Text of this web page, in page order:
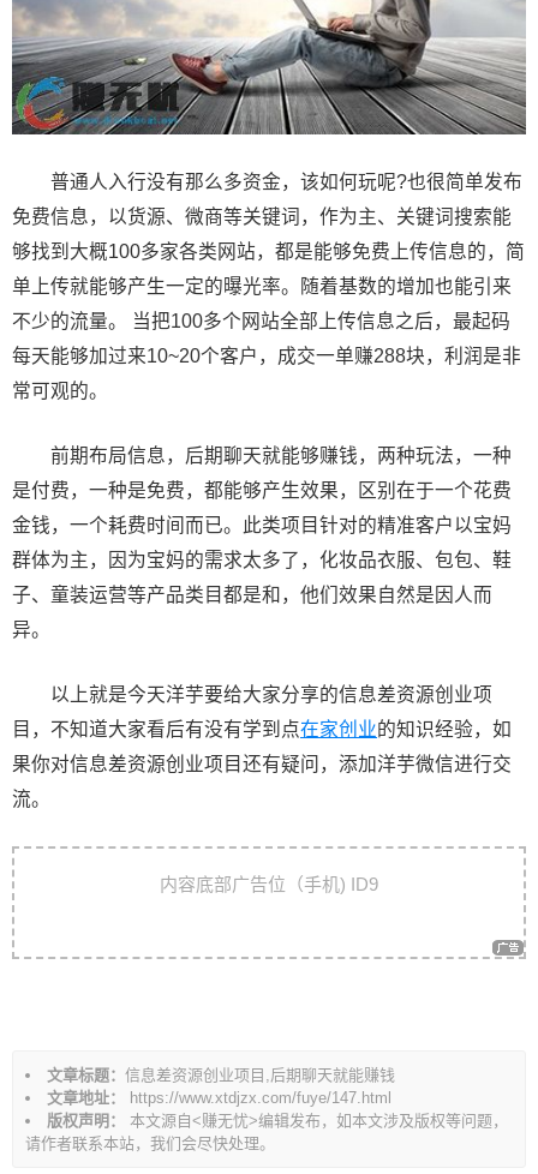
普通人入行没有那么多资金，该如何玩呢?也很简单发布
免费信息，以货源、微商等关键词，作为主、关键词搜索能
够找到大概100多家各类网站，都是能够免费上传信息的，简
单上传就能够产生一定的曝光率。随着基数的增加也能引来
不少的流量。 当把100多个网站全部上传信息之后，最起码
每天能够加过来10~20个客户，成交一单赚288块，利润是非
常可观的。
前期布局信息，后期聊天就能够赚钱，两种玩法，一种
是付费，一种是免费，都能够产生效果，区别在于一个花费
金钱，一个耗费时间而已。此类项目针对的精准客户以宝妈
群体为主，因为宝妈的需求太多了，化妆品衣服、包包、鞋
子、童装运营等产品类目都是和，他们效果自然是因人而
异。
以上就是今天洋芋要给大家分享的信息差资源创业项
目，不知道大家看后有没有学到点在家创业的知识经验，如
果你对信息差资源创业项目还有疑问，添加洋芋微信进行交
流。
文
章
导
航
内容底部广告位（手机) ID9
文章标题： 信息差资源创业项目,后期聊天就能赚钱
文章地址：
https://www.xtdjzx.com/fuye/147.html
版权声明：
本文源自<赚无忧>编辑发布，如本文涉及版权等问题，
请作者联系本站，我们会尽快处理。